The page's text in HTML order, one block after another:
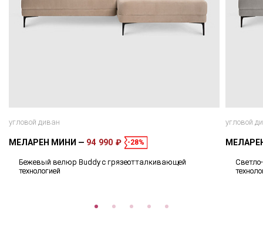
угловой диван
МЕЛАРЕН МИНИ 94 990 ₽ -28%
Бежевый велюр Buddy с грязеотталкивающей
технологией
угловой